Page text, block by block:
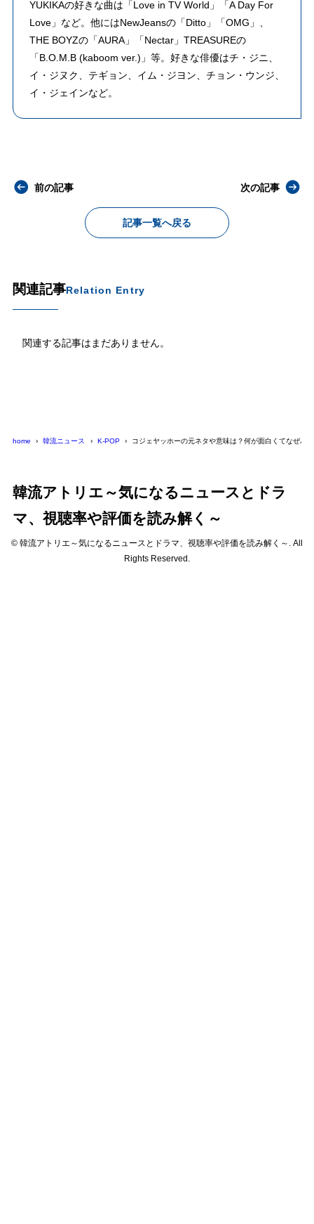
YUKIKAの好きな曲は「Love in TV World」「A Day For
Love」など。他にはNewJeansの「Ditto」「OMG」、
THE BOYZの「AURA」「Nectar」TREASUREの
「B.O.M.B (kaboom ver.)」等。好きな俳優はチ・ジニ、
イ・ジヌク、テギョン、イム・ジヨン、チョン・ウンジ、
イ・ジェインなど。
前の記事
記事一覧へ戻る
次の記事
関連記事Relation Entry
関連する記事はまだありません。
home 韓流ニュース K-POP コジェヤッホーの元ネタや意味は？何が面白くてなぜバ
韓流アトリエ～気になるニュースとドラ
マ、視聴率や評価を読み解く～
© 韓流アトリエ～気になるニュースとドラマ、視聴率や評価を読み解く～. All
Rights Reserved.